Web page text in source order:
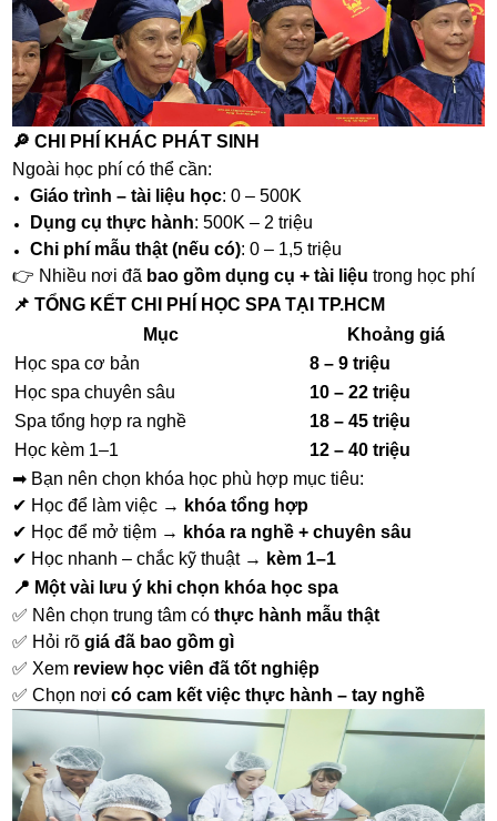
🔎 CHI PHÍ KHÁC PHÁT SINH
Ngoài học phí có thể cần:
Giáo trình – tài liệu học: 0 – 500K
Dụng cụ thực hành: 500K – 2 triệu
Chi phí mẫu thật (nếu có): 0 – 1,5 triệu
👉 Nhiều nơi đã bao gồm dụng cụ + tài liệu trong học phí
📌 TỔNG KẾT CHI PHÍ HỌC SPA TẠI TP.HCM
Mục
Khoảng giá
Học spa cơ bản
8 – 9 triệu
Học spa chuyên sâu
10 – 22 triệu
Spa tổng hợp ra nghề
18 – 45 triệu
Học kèm 1–1
12 – 40 triệu
➡ Bạn nên chọn khóa học phù hợp mục tiêu:
✔ Học để làm việc → khóa tổng hợp
✔ Học để mở tiệm → khóa ra nghề + chuyên sâu
✔ Học nhanh – chắc kỹ thuật → kèm 1–1
📍 Một vài lưu ý khi chọn khóa học spa
✅ Nên chọn trung tâm cóthực hành mẫu thật
✅ Hỏi rõgiá đã bao gồm gì
✅ Xem review học viên đã tốt nghiệp
✅ Chọn nơicó cam kết việc thực hành – tay nghề